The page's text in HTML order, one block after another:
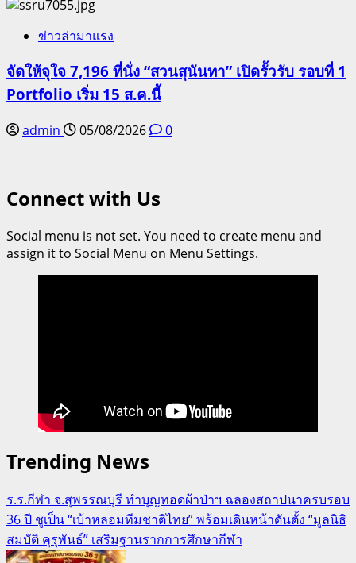
ข่าวล่ามาแรง
จัดให้จุใจ 7,196 ที่นั่ง “สวนสุนันทา” เปิดรั้วรับ รอบที่ 1
Portfolio เริ่ม 15 ส.ค.นี้
admin 05/08/2026 0
Connect with Us
Social menu is not set. You need to create menu and
assign it to Social Menu on Menu Settings.
Trending News
ร.ร.กีฬา จ.สุพรรณบุรี ทำบุญทอดผ้าป่าฯ ฉลองสถาปนาครบรอบ
36 ปี ชูเป็น “เบ้าหลอมทีมชาติไทย” พร้อมเดินหน้าดันตั้ง “มูลนิธิ
สมบัติ คุรุพันธ์” เสริมฐานรากการศึกษากีฬา